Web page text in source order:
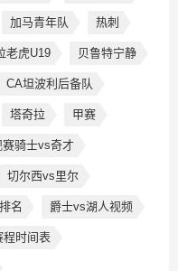
加马青年队 热刺
老虎U19 贝鲁特宁静
CA坦波利后备队
塔奇拉 甲赛
赛骑士vs奇才
切尔西vs里尔
名 爵士vs湖人视频
程时间表